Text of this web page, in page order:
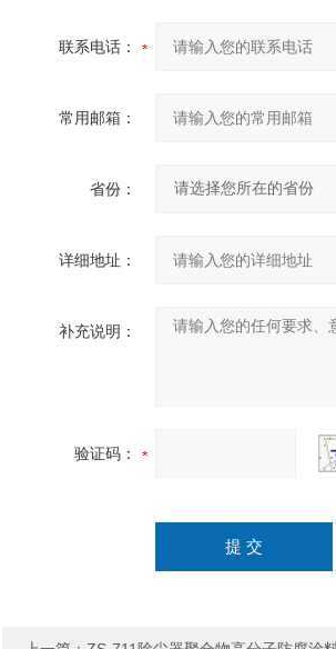
联系电话：
常用邮箱：
省份：
详细地址：
补充说明：
验证码：